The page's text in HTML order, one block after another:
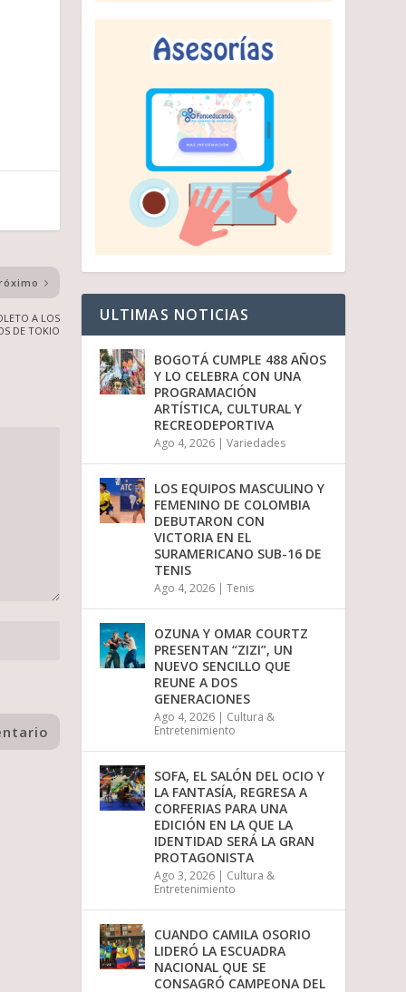
A LOS
DE TOKIO
ULTIMAS NOTICIAS
BOGOTÁ CUMPLE 488 AÑOS
Y LO CELEBRA CON UNA
PROGRAMACIÓN
ARTÍSTICA, CULTURAL Y
RECREODEPORTIVA
Ago 4, 2026 |Variedades
LOS EQUIPOS MASCULINO Y
FEMENINO DE COLOMBIA
DEBUTARON CON
VICTORIA EN EL
SURAMERICANO SUB-16 DE
TENIS
Ago 4, 2026 |Tenis
OZUNA Y OMAR COURTZ
PRESENTAN “ZIZI”, UN
NUEVO SENCILLO QUE
REUNE A DOS
GENERACIONES
Ago 4, 2026 | Cultura &
Entretenimiento
SOFA, EL SALÓN DEL OCIO Y
LA FANTASÍA, REGRESA A
CORFERIAS PARA UNA
EDICIÓN EN LA QUE LA
IDENTIDAD SERÁ LA GRAN
PROTAGONISTA
Ago 3, 2026 | Cultura &
Entretenimiento
CUANDO CAMILA OSORIO
LIDERÓ LA ESCUADRA
NACIONAL QUE SE
CONSAGRÓ CAMPEONA DEL